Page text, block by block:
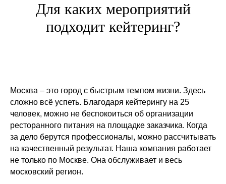
Для каких мероприятий
подходит кейтеринг?
Москва – это город с быстрым темпом жизни. Здесь
сложно всё успеть. Благодаря кейтерингу на 25
человек, можно не беспокоиться об организации
ресторанного питания на площадке заказчика. Когда
за дело берутся профессионалы, можно рассчитывать
на качественный результат. Наша компания работает
не только по Москве. Она обслуживает и весь
московский регион.